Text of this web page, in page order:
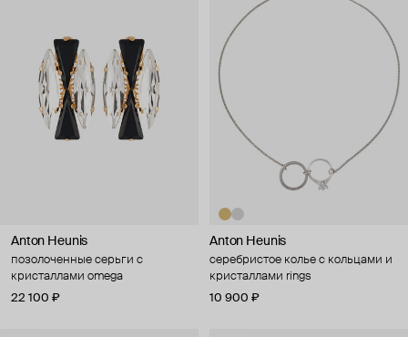
Anton Heunis
позолоченные серьги с
кристаллами omega
22 100 ₽
Anton Heunis
серебристое колье с кольцами и
кристаллами rings
10 900 ₽